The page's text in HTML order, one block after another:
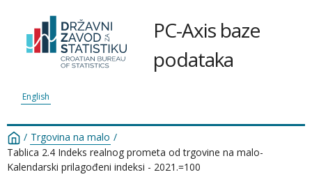
PC-Axis baze
podataka
English
/ Trgovina na malo /
Tablica 2.4 Indeks realnog prometa od trgovine na malo-
Kalendarski prilagođeni indeksi - 2021.=100